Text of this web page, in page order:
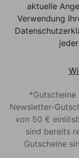
aktuelle
Verwendung
*Gutscheine
Newsletter-
von 50 €
sind bereits
Gutscheine